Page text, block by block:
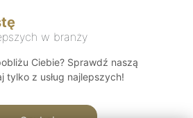
w branży
Ciebie? Sprawdź naszą
tylko z usług najlepszych!